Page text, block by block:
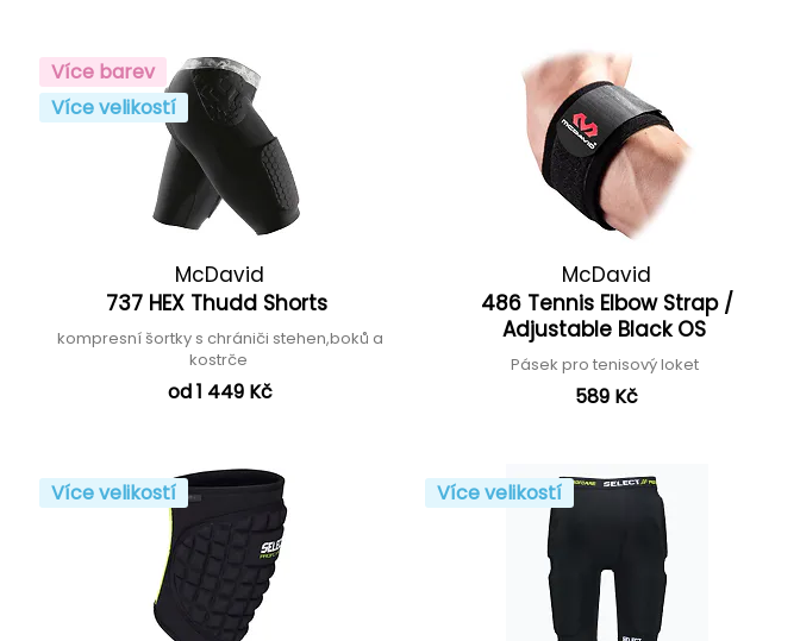
Více barev
Více velikostí
McDavid
737 HEX Thudd Shorts
kompresní šortky s chrániči stehen,boků a
kostrče
od 1 449 Kč
McDavid
486 Tennis Elbow Strap /
Adjustable Black OS
Pásek pro tenisový loket
589 Kč
Více velikostí Více velikostí